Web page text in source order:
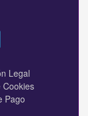
Legal
Cookies
Pago